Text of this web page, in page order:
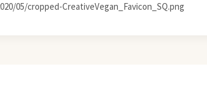
05/cropped-CreativeVegan_Favicon_SQ.png